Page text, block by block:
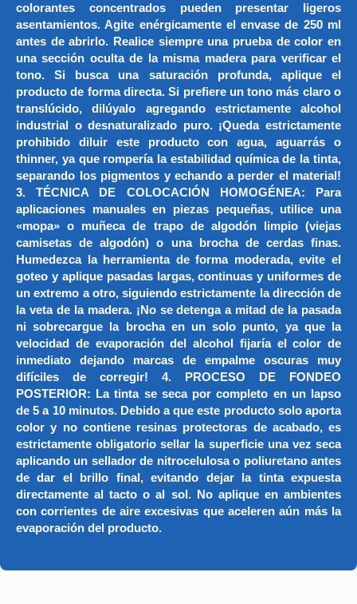
colorantes concentrados pueden presentar ligeros
asentamientos. Agite enérgicamente el envase de 250 ml
antes de abrirlo. Realice siempre una prueba de color en
una sección oculta de la misma madera para verificar el
tono. Si busca una saturación profunda, aplique el
producto de forma directa. Si prefiere un tono más claro o
translúcido, dilúyalo agregando estrictamente alcohol
industrial o desnaturalizado puro. ¡Queda estrictamente
prohibido diluir este producto con agua, aguarrás o
thinner, ya que rompería la estabilidad química de la tinta,
separando los pigmentos y echando a perder el material!
3. TÉCNICA DE COLOCACIÓN HOMOGÉNEA: Para
aplicaciones manuales en piezas pequeñas, utilice una
«mopa» o muñeca de trapo de algodón limpio (viejas
camisetas de algodón) o una brocha de cerdas finas.
Humedezca la herramienta de forma moderada, evite el
goteo y aplique pasadas largas, continuas y uniformes de
un extremo a otro, siguiendo estrictamente la dirección de
la veta de la madera. ¡No se detenga a mitad de la pasada
ni sobrecargue la brocha en un solo punto, ya que la
velocidad de evaporación del alcohol fijaría el color de
inmediato dejando marcas de empalme oscuras muy
difíciles de corregir! 4. PROCESO DE FONDEO
POSTERIOR: La tinta se seca por completo en un lapso
de 5 a 10 minutos. Debido a que este producto solo aporta
color y no contiene resinas protectoras de acabado, es
estrictamente obligatorio sellar la superficie una vez seca
aplicando un sellador de nitrocelulosa o poliuretano antes
de dar el brillo final, evitando dejar la tinta expuesta
directamente al tacto o al sol. No aplique en ambientes
con corrientes de aire excesivas que aceleren aún más la
evaporación del producto.